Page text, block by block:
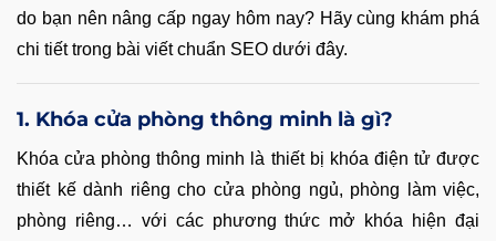
do bạn nên nâng cấp ngay hôm nay? Hãy cùng khám phá
chi tiết trong bài viết chuẩn SEO dưới đây.
1. Khóa cửa phòng thông minh là gì?
Khóa cửa phòng thông minh là thiết bị khóa điện tử được
thiết kế dành riêng cho cửa phòng ngủ, phòng làm việc,
phòng riêng… với các phương thức mở khóa hiện đại